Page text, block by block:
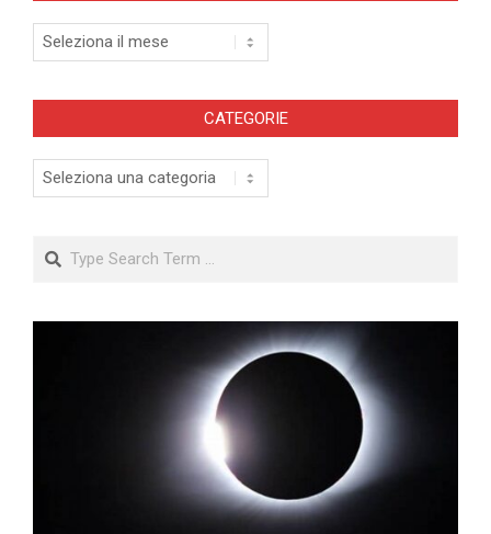
Archivi
CATEGORIE
Categorie
Search